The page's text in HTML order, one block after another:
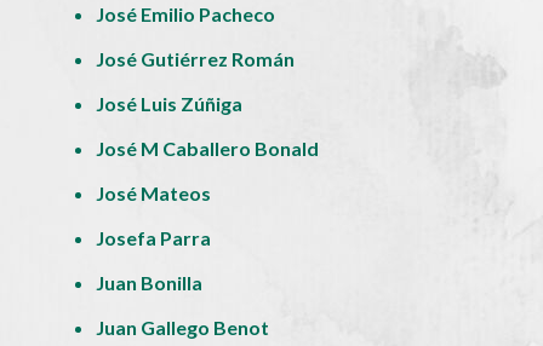
José Emilio Pacheco
José Gutiérrez Román
José Luis Zúñiga
José M Caballero Bonald
José Mateos
Josefa Parra
Juan Bonilla
Juan Gallego Benot